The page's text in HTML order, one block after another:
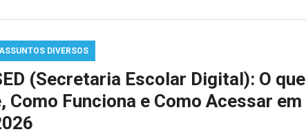
DIVERSOS
(Secretaria Escolar Digital): O que
Como Funciona e Como Acessar em